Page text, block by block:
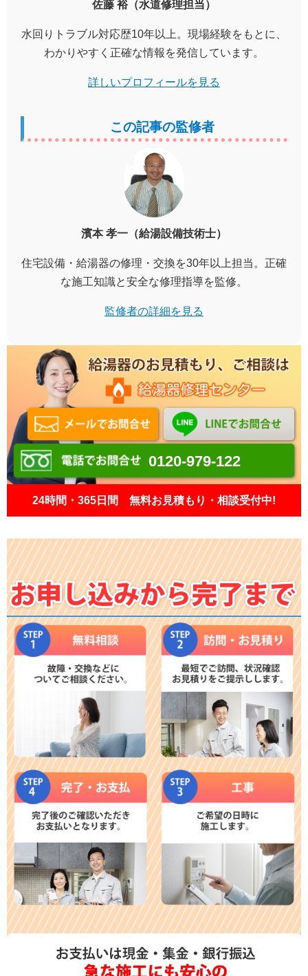
佐藤 裕（水道修理担当）
水回りトラブル対応歴10年以上。現場経験をもとに、
わかりやすく正確な情報を発信しています。
詳しいプロフィールを見る
この記事の監修者
濱本 孝一（給湯設備技術士）
住宅設備・給湯器の修理・交換を30年以上担当。正確
な施工知識と安全な修理指導を監修。
監修者の詳細を見る
0120-979-122
24時間・365日間 無料お見積もり・相談受付中!